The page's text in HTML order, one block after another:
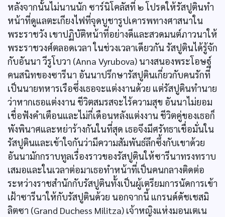
หลังจากนั้นไม่นานนัก ซาร์นิโคลัสที่ ๒ โปรดให้รัสปูตินทำ
หน้าที่ดูแลตะเกียงไฟที่จุดบูชารูปเคารพทางศาสนาใน
พระราชวัง เขาปฏิบัติหน้าที่อย่างดีและสวดมนต์ภาวนาให้
พระราชวงศ์ตลอดเวลา ในช่วงเวลาเดียวกัน รัสปูตินได้รู้จัก
กับอันนา วีรูโบวา (Anna Vyrubova) นางสนองพระโอษฐ์
คนสนิทของซารีนา อันนาปรึกษารัสปูตินเกี่ยวกับคนรักที่
เป็นนายทหารเรือซึ่งเธอจะแต่งงานด้วย แต่รัสปูตินทำนาย
ว่าหากเธอแต่งงาน ชีวิตสมรสจะไร้ความสุข อันนาไม่ยอม
เชื่อฟังคำเตือนและไม่กี่เดือนหลังแต่งงาน ชีวิตคู่ของเธอก็
พังพินาศและหย่าร้างกันในที่สุด เธอจึงมีศรัทธาเชื่อมั่นใน
รัสปูตินและเข้าใจกันว่ามีความสัมพันธ์ลึกซึ้งกับเขาด้วย
อันนามักกราบทูลเรื่องราวของรัสปูตินให้ซารีนาทรงทราบ
เสมอและในเวลาต่อมาเธอทำหน้าที่เป็นคนกลางติดต่อ
ระหว่างราชสำนักกับรัสปูตินทั้งเป็นผู้เตรียมการนัดการเข้า
เฝ้าซารีนาให้กับรัสปูตินด้วย นอกจากนี้ แกรนด์ดัชเชสมิ
ลิตซา (Grand Duchess Militza) เจ้าหญิงแห่งมอนเตเน